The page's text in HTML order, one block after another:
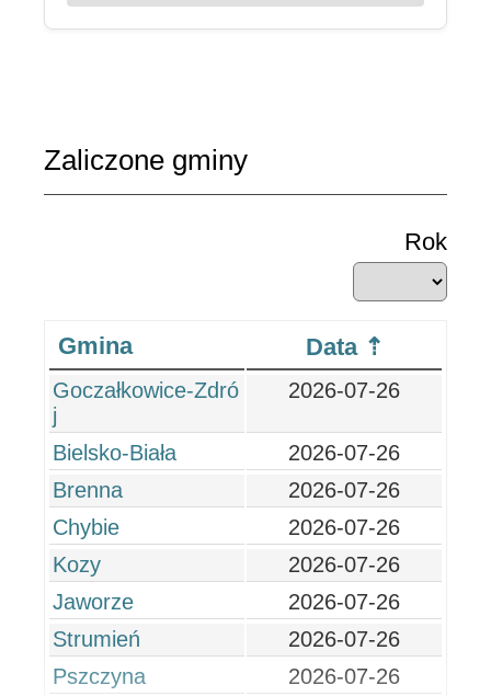
Zaliczone gminy
Rok
Gmina Data
Goczałkowice-Zdró
j
2026-07-26
Bielsko-Biała
2026-07-26
Brenna
2026-07-26
Chybie
2026-07-26
Kozy
2026-07-26
Jaworze
2026-07-26
Strumień
2026-07-26
Pszczyna
2026-07-26